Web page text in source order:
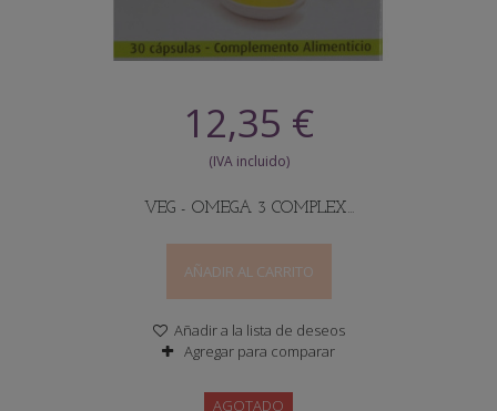
12,35 €
VEG - OMEGA 3 COMPLEX...
AÑADIR AL CARRITO
Añadir a la lista de deseos
Agregar para comparar
AGOTADO